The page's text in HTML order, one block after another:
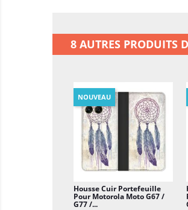
8 AUTRES PRODUITS
Housse Cuir Portefeuille
Pour Motorola Moto G67 /
G77 /...
NOUVEAU